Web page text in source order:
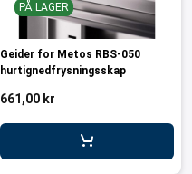
PÅ LAGER
Geider for Metos RBS-050
hurtignedfrysningsskap
661,00 kr